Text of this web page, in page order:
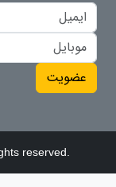
عضویت
reserved.